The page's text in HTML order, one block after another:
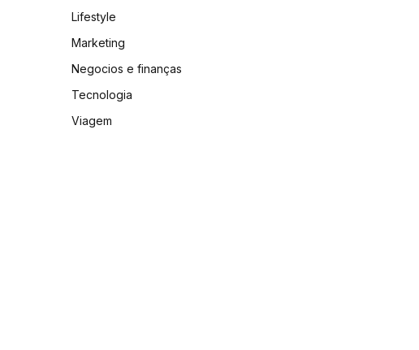
Lifestyle
Marketing
Negocios e finanças
Tecnologia
Viagem